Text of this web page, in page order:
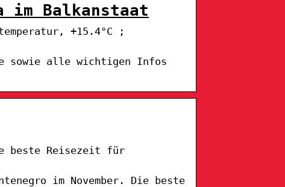
im Balkanstaat
+15.4°C ;
sowie alle wichtigen Infos
beste Reisezeit für
im November. Die beste